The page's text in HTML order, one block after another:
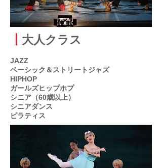
大人クラス
JAZZ
ベーシック＆ストリートジャズ
HIPHOP
​ガールズヒップホプ
​シニア（60歳以上）
シニアダンス
ピラティス